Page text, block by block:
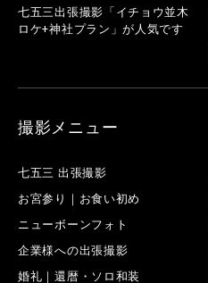
七五三出張撮影「イチョウ並木
ロケ+神社プラン」が人気です
撮影メニュー
七五三 出張撮影
お宮参り｜お食い初め
ニューボーンフォト
企業様への出張撮影
婚礼｜還暦・ソロ和装